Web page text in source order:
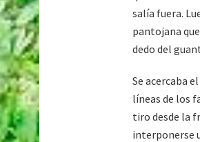
salía fuera.
pantojana
dedo del
Se acercaba
líneas de los
tiro desde la
interponerse